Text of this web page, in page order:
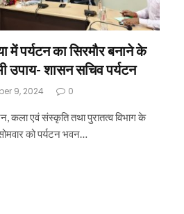
में पर्यटन का सिरमौर बनाने के
उपाय- शासन सचिव पर्यटन
9, 2024 0
कला एवं संस्कृति तथा पुरातत्व विभाग के
को पर्यटन भवन…